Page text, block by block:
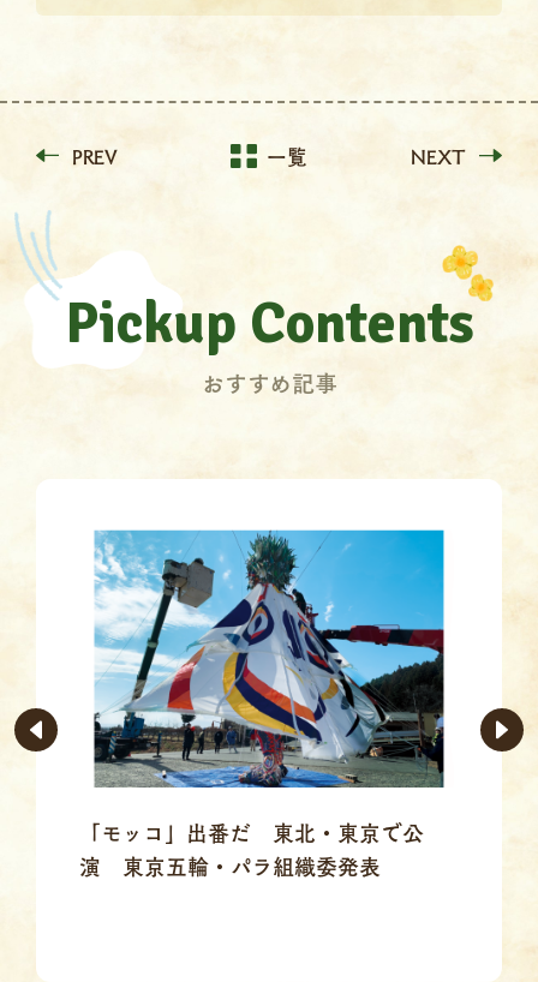
PREV NEXT
一覧
Pickup Contents
おすすめ記事
「モッコ」出番だ 東北・東京で公
演 東京五輪・パラ組織委発表